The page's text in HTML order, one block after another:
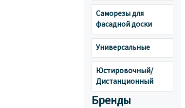
Саморезы для
фасадной доски
Универсальные
Юстировочный/
Дистанционный
Бренды